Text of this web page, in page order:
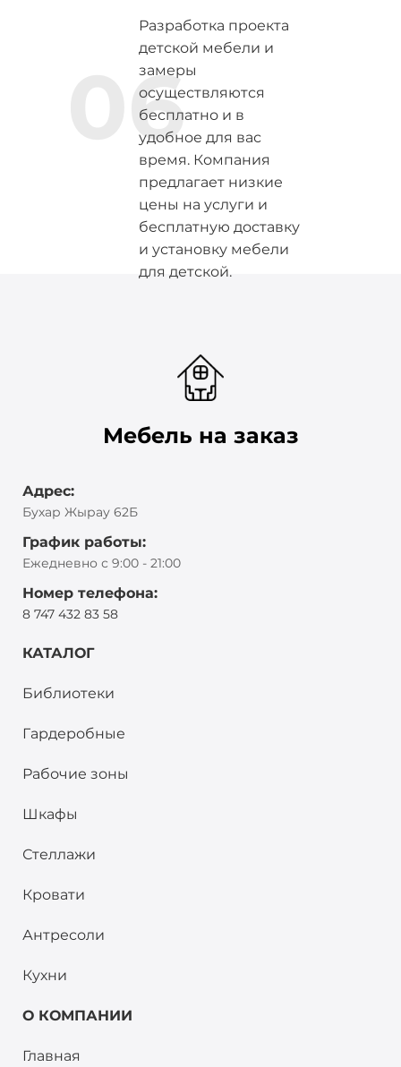
Разработка проекта
детской мебели и
замеры
осуществляются
бесплатно и в
удобное для вас
время. Компания
предлагает низкие
цены на услуги и
бесплатную доставку
и установку мебели
для детской.
06
Мебель на заказ
Адрес:
Бухар Жырау 62Б
График работы:
Ежедневно с 9:00 - 21:00
Номер телефона:
8 747 432 83 58
КАТАЛОГ
Библиотеки
Гардеробные
Рабочие зоны
Шкафы
Стеллажи
Кровати
Антресоли
Кухни
О КОМПАНИИ
Главная